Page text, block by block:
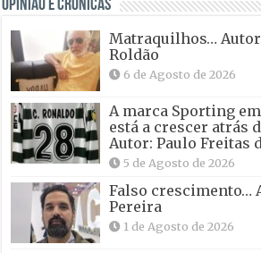
OPINIÃO E CRÓNICAS
Matraquilhos…
Roldão
6 de Agosto de 2026
A marca Sporting
está a crescer atrás
Autor: Paulo Freitas
5 de Agosto de 2026
Falso crescimento…
Pereira
1 de Agosto de 2026